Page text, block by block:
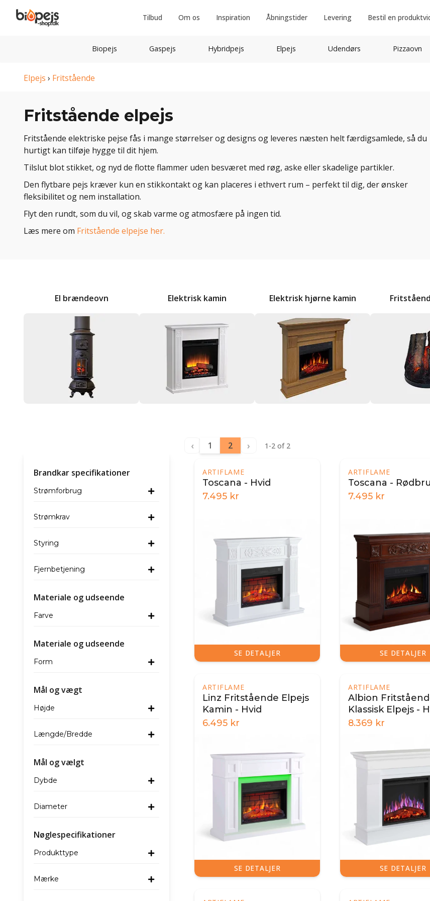
Tilbud Om os Inspiration Åbningstider Levering Bestil en
Biopejs Gaspejs Hybridpejs Elpejs Udendørs Pizzaovn
Elpejs › Fritstående
Fritstående elpejs
Fritstående elektriske pejse fås i mange størrelser og designs og leveres næsten helt færdigsamlede, så du
hurtigt kan tilføje hygge til dit hjem.
Tilslut blot stikket, og nyd de flotte flammer uden besværet med røg, aske eller skadelige partikler.
Den flytbare pejs kræver kun en stikkontakt og kan placeres i ethvert rum – perfekt til dig, der ønsker
fleksibilitet og nem installation.
Flyt den rundt, som du vil, og skab varme og atmosfære på ingen tid.
Læs mere om Fritstående elpejse her.
El brændeovn Elektrisk kamin Elektrisk hjørne kamin
Brandkar specifikationer
Strømforbrug
Strømkrav
Styring
Fjernbetjening
Materiale og udseende
Farve
Materiale og udseende
Form
Mål og vægt
Højde
Længde/Bredde
Mål og vælgt
Dybde
Diameter
Nøglespecifikationer
Produkttype
Mærke
‹ 1 2 › 1-2 of 2
ARTIFLAME
Toscana - Hvid
7.495 kr
SE DETALJER
ARTIFLAME
Toscana -
7.495 kr
SE DETALJER
ARTIFLAME
Linz Fritstående Elpejs
Kamin - Hvid
6.495 kr
SE DETALJER
ARTIFLAME
Albion
Klassisk Elpejs -
8.369 kr
SE DETALJER